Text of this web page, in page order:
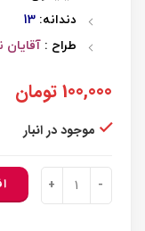
دندانه: 13
طراح : آقایان
100,000تومان
موجود در انبار
138908 - تمبر روز فناوری فضائی - بلوک عدد